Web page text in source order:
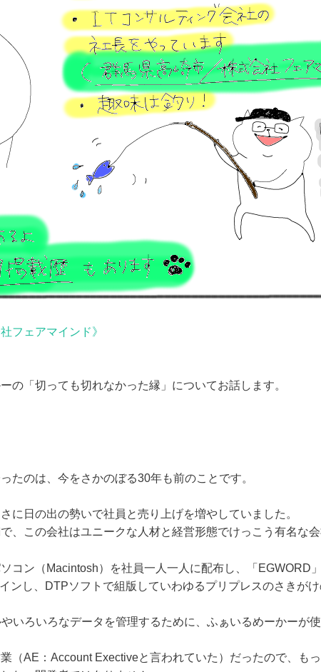
フェアマインド》
の「切っても切れなかった縁」についてお話します。
たのは、今をさかのぼる30年も前のことです。
に日の出の勢いで社員と売り上げを増やしていました。
、この会社はユニークな人材と経営形態でけっこう有名な会
コン（Macintosh）を社員一人一人に配布し、「EGWORD
ンし、DTPソフトで組版していわゆるプリプレスのさきが
いろいろなデータを管理するために、ふぁいるめーかーが使
（AE：Account Exectiveと言われていた）だったので、も